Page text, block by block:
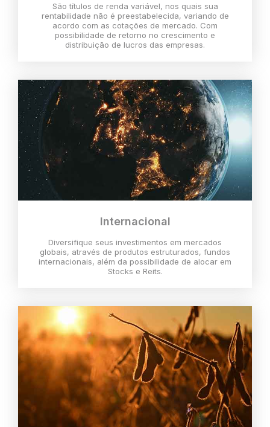
São títulos de renda variável, nos quais sua
rentabilidade não é preestabelecida, variando de
acordo com as cotações de mercado. Com
possibilidade de retorno no crescimento e
distribuição de lucros das empresas.
Internacional
Diversifique seus investimentos em mercados
globais, através de produtos estruturados, fundos
internacionais, além da possibilidade de alocar em
Stocks e Reits.